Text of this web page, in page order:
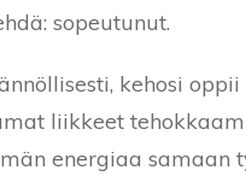
sopeutunut.
kehosi oppii
liikkeet
energiaa samaan